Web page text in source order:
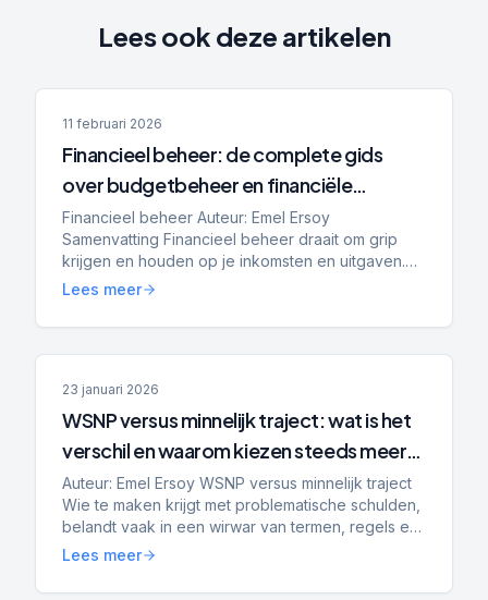
Lees ook deze artikelen
11 februari 2026
Financieel beheer: de complete gids
over budgetbeheer en financiële
planning
Financieel beheer Auteur: Emel Ersoy
Samenvatting Financieel beheer draait om grip
krijgen en houden op je inkomsten en uitgaven.
Budgetbeheer helpt bij stabilisatie, het voorkomen
Lees meer
23 januari 2026
WSNP versus minnelijk traject: wat is het
verschil en waarom kiezen steeds meer
mensen voor Schuldenplatform?
Auteur: Emel Ersoy WSNP versus minnelijk traject
Wie te maken krijgt met problematische schulden,
belandt vaak in een wirwar van termen, regels en
trajecten. Twee begrippen die vrijwel altijd voorbij
Lees meer